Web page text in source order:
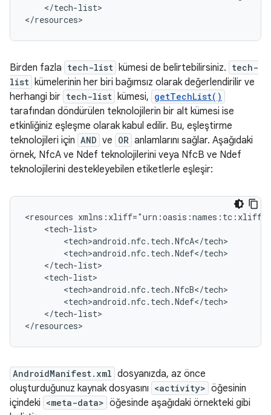
</tech-list>
</resources>
Birden fazla tech-list kümesi de belirtebilirsiniz. tech-
list kümelerinin her biri bağımsız olarak değerlendirilir ve
herhangi bir tech-list kümesi, getTechList()
tarafından döndürülen teknolojilerin bir alt kümesi ise
etkinliğiniz eşleşme olarak kabul edilir. Bu, eşleştirme
teknolojileri için AND ve OR anlamlarını sağlar. Aşağıdaki
örnek, NfcA ve Ndef teknolojilerini veya NfcB ve Ndef
teknolojilerini destekleyebilen etiketlerle eşleşir:
<resources
</tech-list>
</resources>
AndroidManifest.xml dosyanızda, az önce
oluşturduğunuz kaynak dosyasını <activity> öğesinin
içindeki <meta-data> öğesinde aşağıdaki örnekteki gibi